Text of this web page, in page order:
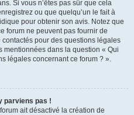
Si vous n’êtes pas sûr que cela
ou que quelqu’un le fait à
pour obtenir son avis. Notez que
forum ne peuvent pas fournir de
pour des questions légales
mentionnées dans la question « Qui
légales concernant ce forum ? ».
parviens pas !
ait désactivé la création de